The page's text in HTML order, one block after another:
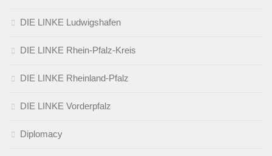
DIE LINKE Ludwigshafen
DIE LINKE Rhein-Pfalz-Kreis
DIE LINKE Rheinland-Pfalz
DIE LINKE Vorderpfalz
Diplomacy